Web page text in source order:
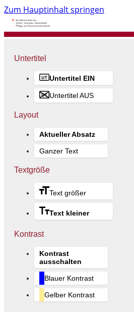
Zum Hauptinhalt springen
Untertitel
Untertitel EIN
Untertitel AUS
Layout
Aktueller Absatz
Ganzer Text
Textgröße
Text größer
Text kleiner
Kontrast
Kontrast
ausschalten
Blauer Kontrast
Gelber Kontrast